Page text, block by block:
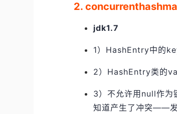
2.
jdk1.7
1）HashEntry中的
2）HashEntry类的
3）不允许用null作
知道产生了冲突——